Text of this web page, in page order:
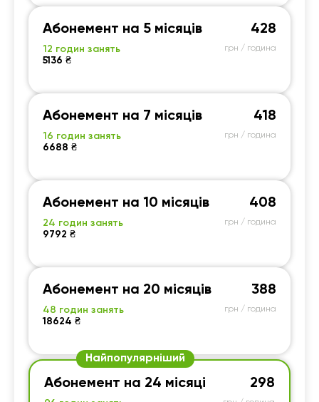
Абонемент на 5 місяців
12 годин занять
5136 ₴
428
грн / година
Абонемент на 7 місяців
16 годин занять
6688 ₴
418
грн / година
Абонемент на 10 місяців
24 годин занять
9792 ₴
408
грн / година
Абонемент на 20 місяців
48 годин занять
18624 ₴
388
грн / година
Найпопулярніший
Абонемент на 24 місяці 298